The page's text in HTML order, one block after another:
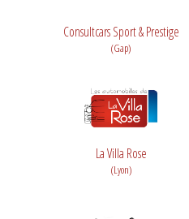
Consultcars Sport & Prestige
(Gap)
La Villa Rose
(Lyon)